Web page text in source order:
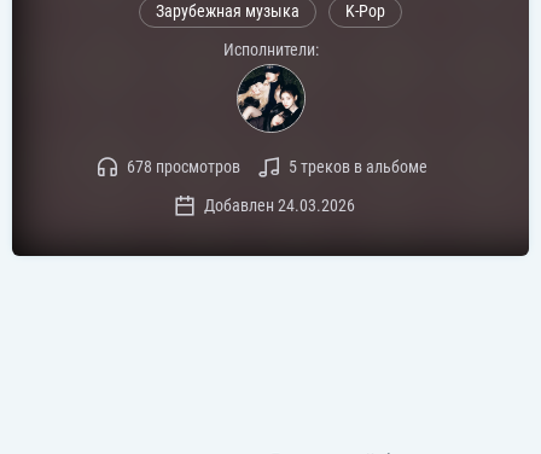
Зарубежная музыка
K-Pop
Исполнители:
678 просмотров
5 треков в альбоме
Добавлен 24.03.2026